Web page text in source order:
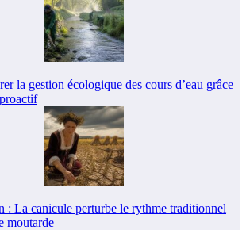
la gestion écologique des cours d’eau grâce
: La canicule perturbe le rythme traditionnel
moutarde